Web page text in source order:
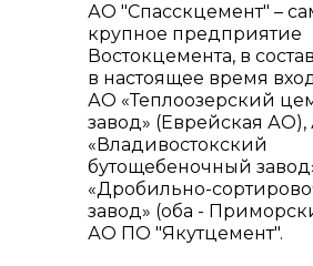
АО "Спасскцемент" –
крупное предприятие
Востокцемента, в
в настоящее время
АО «Теплоозерский
завод» (Еврейская
«Владивостокский
бутощебеночный
«Дробильно-
завод» (оба -
АО ПО "Якутцемент".